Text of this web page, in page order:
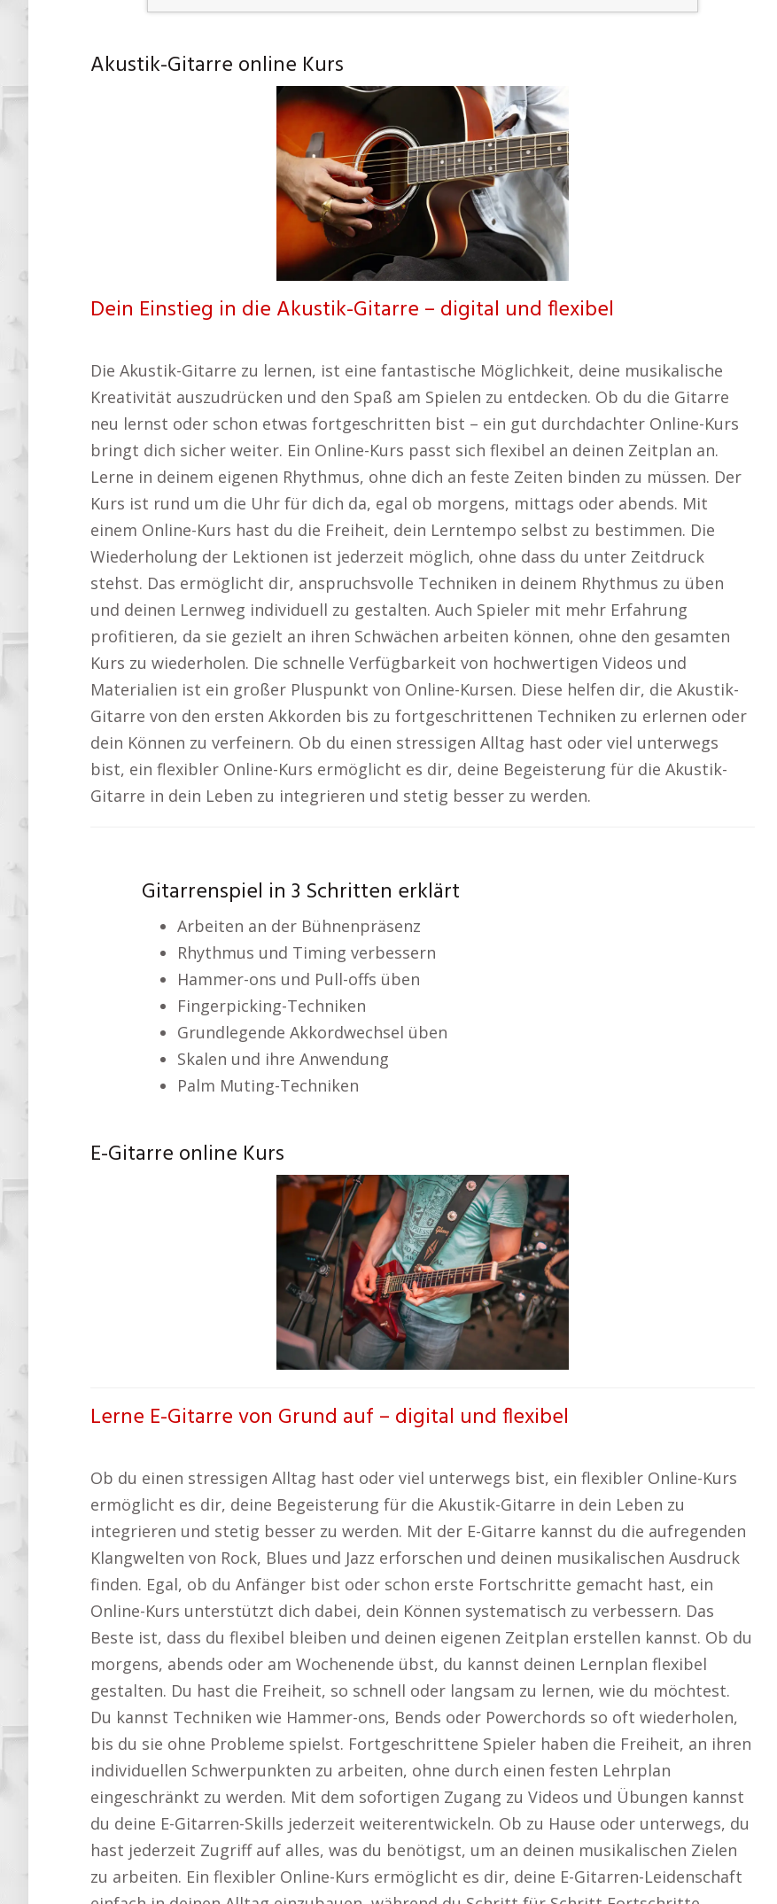
Akustik-Gitarre online Kurs
Dein Einstieg in die Akustik-Gitarre – digital und flexibel
Die Akustik-Gitarre zu lernen, ist eine fantastische Möglichkeit, deine musikalische
Kreativität auszudrücken und den Spaß am Spielen zu entdecken. Ob du die Gitarre
neu lernst oder schon etwas fortgeschritten bist – ein gut durchdachter Online-Kurs
bringt dich sicher weiter. Ein Online-Kurs passt sich flexibel an deinen Zeitplan an.
Lerne in deinem eigenen Rhythmus, ohne dich an feste Zeiten binden zu müssen. Der
Kurs ist rund um die Uhr für dich da, egal ob morgens, mittags oder abends. Mit
einem Online-Kurs hast du die Freiheit, dein Lerntempo selbst zu bestimmen. Die
Wiederholung der Lektionen ist jederzeit möglich, ohne dass du unter Zeitdruck
stehst. Das ermöglicht dir, anspruchsvolle Techniken in deinem Rhythmus zu üben
und deinen Lernweg individuell zu gestalten. Auch Spieler mit mehr Erfahrung
profitieren, da sie gezielt an ihren Schwächen arbeiten können, ohne den gesamten
Kurs zu wiederholen. Die schnelle Verfügbarkeit von hochwertigen Videos und
Materialien ist ein großer Pluspunkt von Online-Kursen. Diese helfen dir, die Akustik-
Gitarre von den ersten Akkorden bis zu fortgeschrittenen Techniken zu erlernen oder
dein Können zu verfeinern. Ob du einen stressigen Alltag hast oder viel unterwegs
bist, ein flexibler Online-Kurs ermöglicht es dir, deine Begeisterung für die Akustik-
Gitarre in dein Leben zu integrieren und stetig besser zu werden.
Gitarrenspiel in 3 Schritten erklärt
Arbeiten an der Bühnenpräsenz
Rhythmus und Timing verbessern
Hammer-ons und Pull-offs üben
Fingerpicking-Techniken
Grundlegende Akkordwechsel üben
Skalen und ihre Anwendung
Palm Muting-Techniken
E-Gitarre online Kurs
Lerne E-Gitarre von Grund auf – digital und flexibel
Ob du einen stressigen Alltag hast oder viel unterwegs bist, ein flexibler Online-Kurs
ermöglicht es dir, deine Begeisterung für die Akustik-Gitarre in dein Leben zu
integrieren und stetig besser zu werden. Mit der E-Gitarre kannst du die aufregenden
Klangwelten von Rock, Blues und Jazz erforschen und deinen musikalischen Ausdruck
finden. Egal, ob du Anfänger bist oder schon erste Fortschritte gemacht hast, ein
Online-Kurs unterstützt dich dabei, dein Können systematisch zu verbessern. Das
Beste ist, dass du flexibel bleiben und deinen eigenen Zeitplan erstellen kannst. Ob du
morgens, abends oder am Wochenende übst, du kannst deinen Lernplan flexibel
gestalten. Du hast die Freiheit, so schnell oder langsam zu lernen, wie du möchtest.
Du kannst Techniken wie Hammer-ons, Bends oder Powerchords so oft wiederholen,
bis du sie ohne Probleme spielst. Fortgeschrittene Spieler haben die Freiheit, an ihren
individuellen Schwerpunkten zu arbeiten, ohne durch einen festen Lehrplan
eingeschränkt zu werden. Mit dem sofortigen Zugang zu Videos und Übungen kannst
du deine E-Gitarren-Skills jederzeit weiterentwickeln. Ob zu Hause oder unterwegs, du
hast jederzeit Zugriff auf alles, was du benötigst, um an deinen musikalischen Zielen
zu arbeiten. Ein flexibler Online-Kurs ermöglicht es dir, deine E-Gitarren-Leidenschaft